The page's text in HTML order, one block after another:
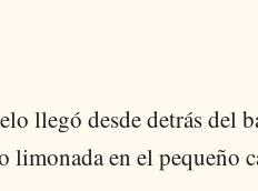
llegó desde detrás del
limonada en el pequeño